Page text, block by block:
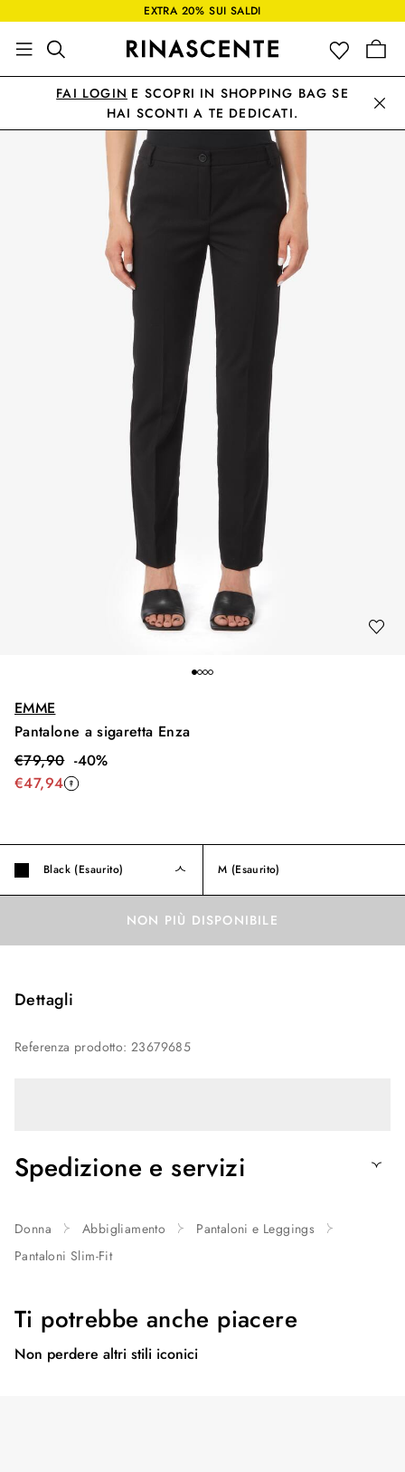
EXTRA 20% SUI SALDI
FAI LOGIN E SCOPRI IN SHOPPING BAG SE
HAI SCONTI A TE DEDICATI.
EMME
Pantalone a sigaretta Enza
€79,90-40%
€47,94
Black (Esaurito) M (Esaurito)
NON PIÙ DISPONIBILE
Dettagli
Referenza prodotto:23679685
Spedizione e servizi
Donna Abbigliamento
Pantaloni e Leggings
Pantaloni Slim-Fit
Ti potrebbe anche piacere
Non perdere altri stili iconici